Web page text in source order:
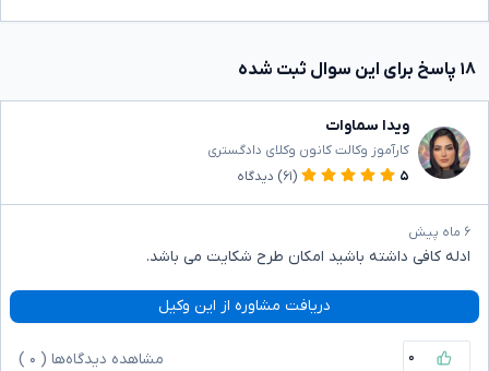
۱۸ پاسخ برای این سوال ثبت شده
ویدا سماوات
کارآموز وکالت کانون وکلای دادگستری
۵
(۶۱) دیدگاه
۶ ماه پیش
ادله کافی داشته باشید امکان طرح شکایت می باشد.
دریافت مشاوره از این وکیل
۰ مشاهده دیدگاه‌ها ( ۰